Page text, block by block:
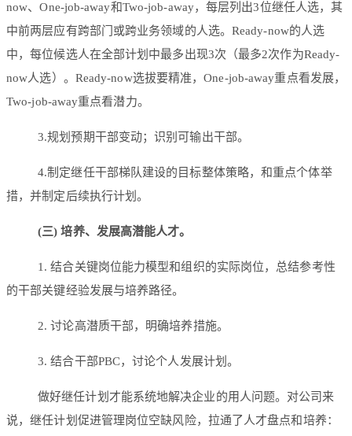
now、One-job-away和Two-job-away，每层列出3位继任人选，其
中前两层应有跨部门或跨业务领域的人选。Ready-now的人选
中，每位候选人在全部计划中最多出现3次（最多2次作为Ready-
now人选）。Ready-now选拔要精准，One-job-away重点看发展，
Two-job-away重点看潜力。
3.规划预期干部变动；识别可输出干部。
4.制定继任干部梯队建设的目标整体策略，和重点个体举
措，并制定后续执行计划。
(三) 培养、发展高潜能人才。
1. 结合关键岗位能力模型和组织的实际岗位，总结参考性
的干部关键经验发展与培养路径。
2. 讨论高潜质干部，明确培养措施。
3. 结合干部PBC，讨论个人发展计划。
做好继任计划才能系统地解决企业的用人问题。对公司来
说，继任计划促进管理岗位空缺风险，拉通了人才盘点和培养：